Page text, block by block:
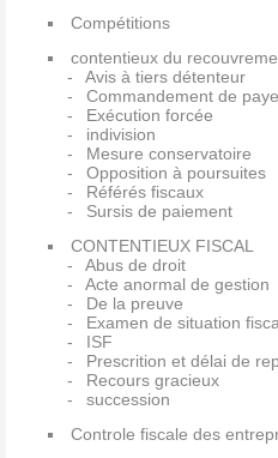
Compétitions
contentieux du
Avis à tiers détenteur
Commandement de
Exécution forcée
indivision
Mesure conservatoire
Opposition à poursuites
Référés fiscaux
Sursis de paiement
CONTENTIEUX FISCAL
Abus de droit
Acte anormal de gestion
De la preuve
Examen de situation
ISF
Prescrition et délai de
Recours gracieux
succession
Controle fiscale des